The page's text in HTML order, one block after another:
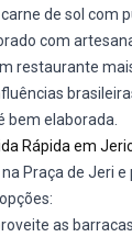
de sol com
com
restaurante
bem elaborada.
Rápida em
Praça de Jeri e
as